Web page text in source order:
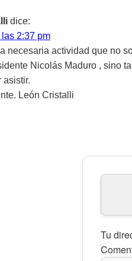
dice:
2:37 pm
necesaria actividad que no
Nicolás Maduro , sino
asistir.
León Cristalli
Tu